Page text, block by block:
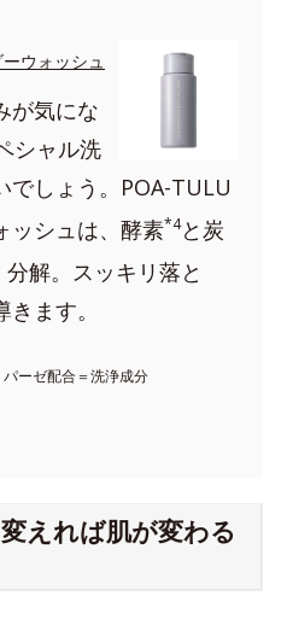
ウォッシュ
が気にな
シャル洗
でしょう。POA-TULU
ッシュは、酵素*4と炭
解。スッキリ落と
ます。
ーゼ配合＝洗浄成分
えれば肌が変わる